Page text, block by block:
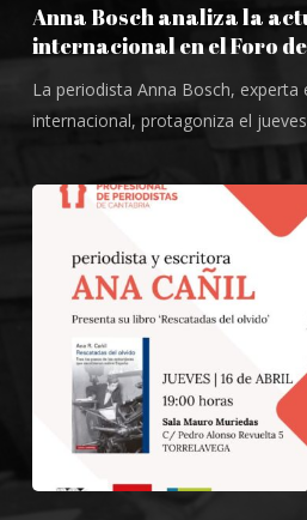
Anna Bosch analiza la
internacional en el Foro
La periodista Anna Bosch, experta
internacional, protagoniza el